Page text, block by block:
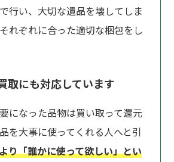
行い、大切な遺品を壊してしま
れぞれに合った適切な梱包をし
取にも対応しています
になった品物は買い取って還元
を大事に使ってくれる人へと引
り「誰かに使って欲しい」とい